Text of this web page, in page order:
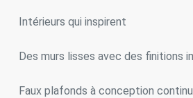
Intérieurs qui inspirent
Des murs lisses avec des finitions
Faux plafonds à conception